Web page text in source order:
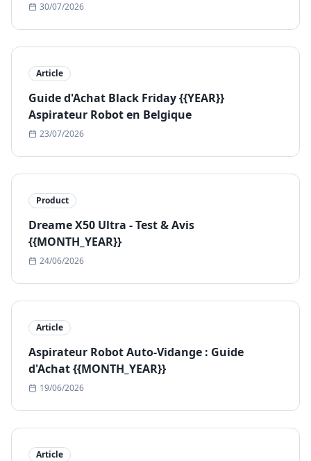
30/07/2026
Article
Guide d'Achat Black Friday {{YEAR}}
Aspirateur Robot en Belgique
23/07/2026
Product
Dreame X50 Ultra - Test & Avis
{{MONTH_YEAR}}
24/06/2026
Article
Aspirateur Robot Auto-Vidange : Guide
d'Achat {{MONTH_YEAR}}
19/06/2026
Article